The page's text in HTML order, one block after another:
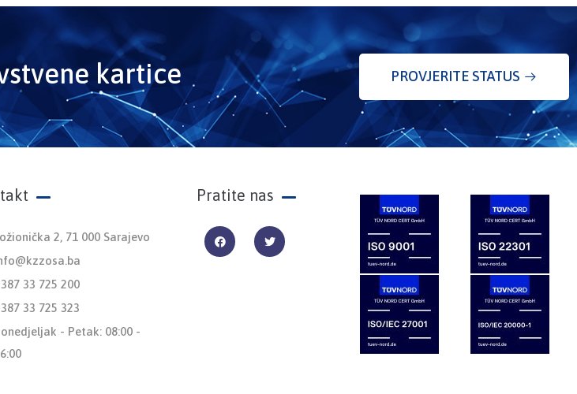
kartice PROVJERITE STATUS
2, 71 000 Sarajevo
33 725 200
33 725 323
- Petak: 08:00 -
Pratite nas